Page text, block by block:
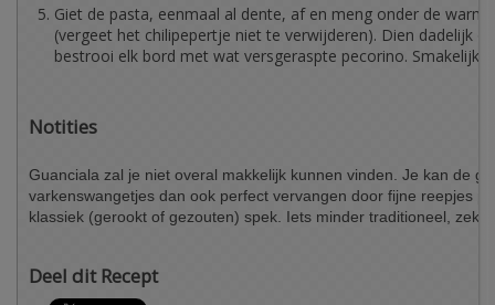
Giet de pasta, eenmaal al dente, af en meng onder de
(vergeet het chilipepertje niet te verwijderen). Dien dadelijk
bestrooi elk bord met wat versgeraspte pecorino. Smakelijk!
Notities
Guanciala zal je niet overal makkelijk kunnen vinden. Je kan de
varkenswangetjes dan ook perfect vervangen door fijne reepjes
klassiek (gerookt of gezouten) spek. Iets minder traditioneel,
Deel dit Recept